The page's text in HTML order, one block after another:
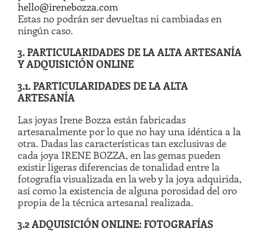
hello@irenebozza.com
Estas no podrán ser devueltas ni cambiadas en
ningún caso.
3. PARTICULARIDADES DE LA ALTA ARTESANÍA
Y ADQUISICIÓN ONLINE
3.1. PARTICULARIDADES DE LA ALTA
ARTESANÍA
Las joyas Irene Bozza están fabricadas
artesanalmente por lo que no hay una idéntica a la
otra. Dadas las características tan exclusivas de
cada joya IRENE BOZZA, en las gemas pueden
existir ligeras diferencias de tonalidad entre la
fotografía visualizada en la web y la joya adquirida,
así como la existencia de alguna porosidad del oro
propia de la técnica artesanal realizada.
3.2 ADQUISICIÓN ONLINE: FOTOGRAFÍAS